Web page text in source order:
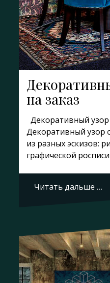
на заказ
Декоративный узор
Декоративный узор
из разных эскизов:
графической
Читать дальше …